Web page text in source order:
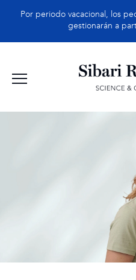
Por periodo vacacional, los
gestionarán a